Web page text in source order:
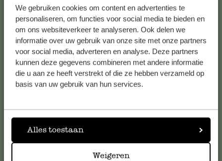
We gebruiken cookies om content en advertenties te
personaliseren, om functies voor social media te bieden en
om ons websiteverkeer te analyseren. Ook delen we
informatie over uw gebruik van onze site met onze partners
voor social media, adverteren en analyse. Deze partners
kunnen deze gegevens combineren met andere informatie
die u aan ze heeft verstrekt of die ze hebben verzameld op
basis van uw gebruik van hun services.
Alles toestaan
Weigeren
Klantenservice
Voor vragen, tips of hulp kun je contact opnemen met onze
klantenservice. Of bekijk hier het antwoord op de
meestgestelde vragen.
klantenservice@dille-kamille.com
Online Klantenservice